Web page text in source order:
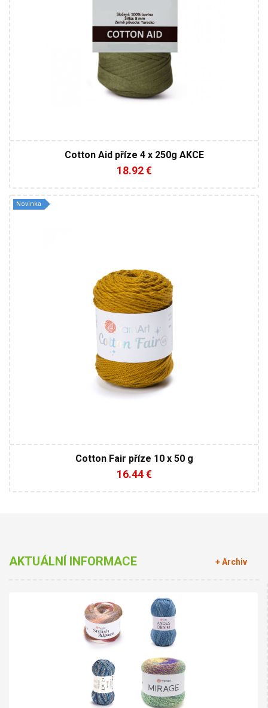
Cotton Aid příze 4 x 250g AKCE
18.92 €
Novinka
Cotton Fair příze 10 x 50 g
16.44 €
AKTUÁLNÍ INFORMACE + Archiv